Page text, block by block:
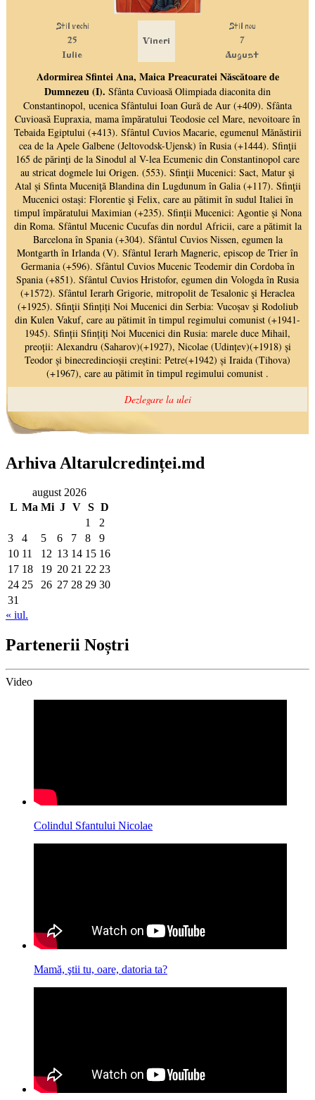
Arhiva Altarulcredinței.md
august 2026
L Ma Mi J V S D
1
2
3
4 5 6 7 8
9
10 11 12 13 14 15 16
17 18 19 20 21 22 23
24 25 26 27 28 29 30
31
« iul.
Partenerii Noștri
Video
Colindul Sfantului Nicolae
Mamă, ştii tu, oare, datoria ta?